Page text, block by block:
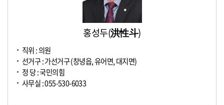
홍성두(洪性斗)
직위 : 의원
선거구 : 가선거구 (창녕읍, 유어면, 대지면)
정 당 : 국민의힘
사무실 : 055-530-6033